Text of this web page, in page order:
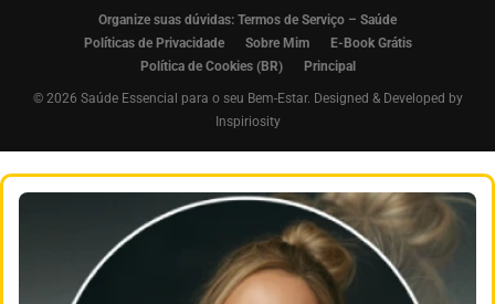
Organize suas dúvidas: Termos de Serviço – Saúde
Políticas de Privacidade
Sobre Mim
E-Book Grátis
Política de Cookies (BR)
Principal
© 2026 Saúde Essencial para o seu Bem-Estar. Designed & Developed by
Inspiriosity